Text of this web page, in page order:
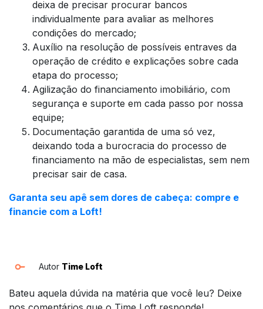
deixa de precisar procurar bancos
individualmente para avaliar as melhores
condições do mercado;
Auxílio na resolução de possíveis entraves da
operação de crédito e explicações sobre cada
etapa do processo;
Agilização do financiamento imobiliário, com
segurança e suporte em cada passo por nossa
equipe;
Documentação garantida de uma só vez,
deixando toda a burocracia do processo de
financiamento na mão de especialistas, sem nem
precisar sair de casa.
Garanta seu apê sem dores de cabeça: compre e
financie com a Loft!
Autor Time Loft
Bateu aquela dúvida na matéria que você leu? Deixe